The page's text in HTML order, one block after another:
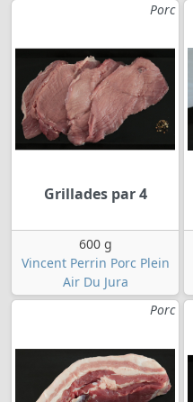
Porc
Grillades par 4
600 g
Vincent Perrin Porc Plein
Air Du Jura
Porc